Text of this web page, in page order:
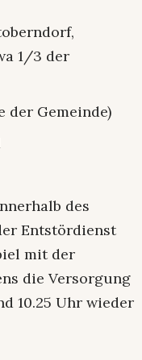
1/3 der
der Gemeinde)
des
Entstördienst
mit der
die Versorgung
10.25 Uhr wieder